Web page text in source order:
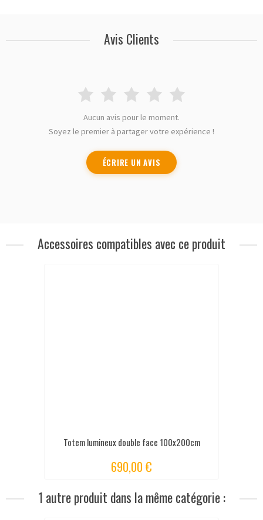
Avis Clients
Aucun avis pour le moment.
Soyez le premier à partager votre expérience !
ÉCRIRE UN AVIS
Accessoires compatibles avec ce produit
Totem lumineux double face 100x200cm
690,00 €
1 autre produit dans la même catégorie :